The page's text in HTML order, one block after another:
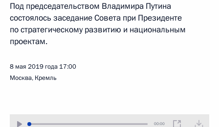
Под председательством Владимира Путина
состоялось заседание Совета при Президенте
по стратегическому развитию и национальным
проектам.
8 мая 2019 года 17:00
Москва, Кремль
00:00